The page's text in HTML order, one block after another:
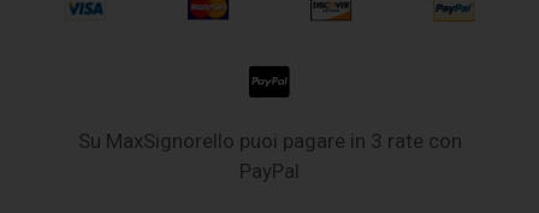
Su MaxSignorello puoi pagare in 3 rate con
PayPal